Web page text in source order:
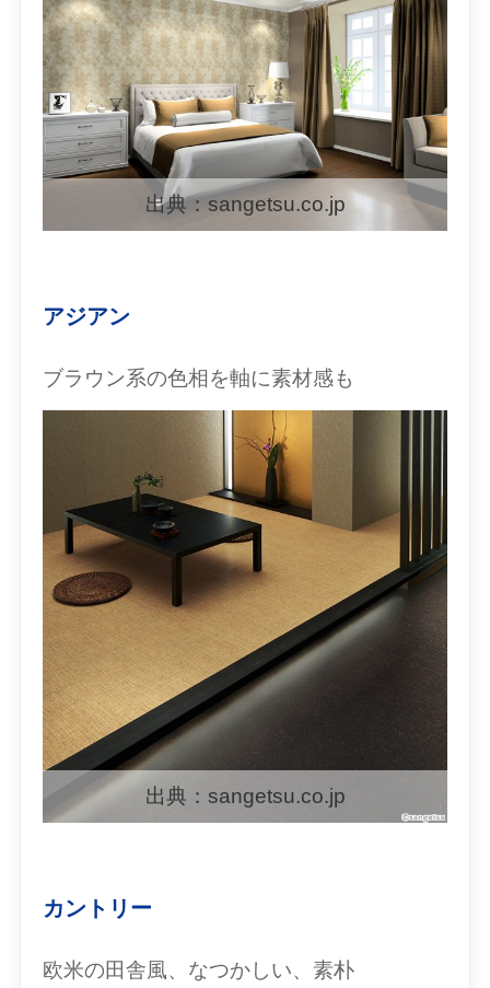
出典：sangetsu.co.jp
アジアン
ブラウン系の色相を軸に素材感も
出典：sangetsu.co.jp
カントリー
欧米の田舎風、なつかしい、素朴